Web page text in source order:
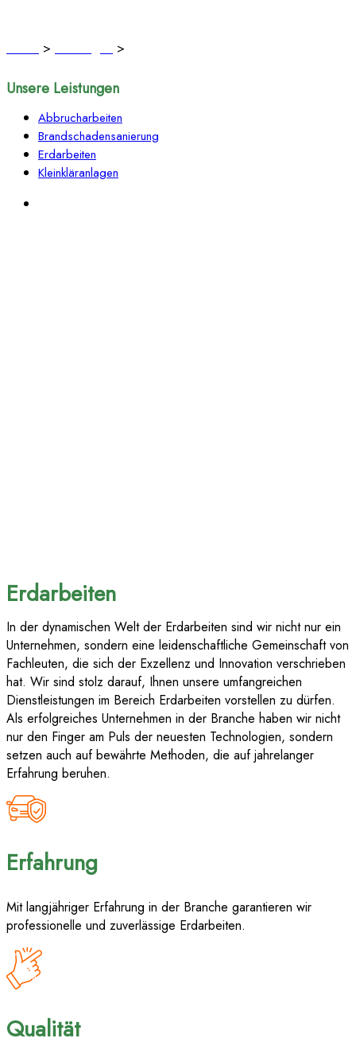
> >
Unsere Leistungen
Abbrucharbeiten
Brandschadensanierung
Erdarbeiten
Kleinkläranlagen
Erdarbeiten
In der dynamischen Welt der Erdarbeiten sind wir nicht nur ein
Unternehmen, sondern eine leidenschaftliche Gemeinschaft von
Fachleuten, die sich der Exzellenz und Innovation verschrieben
hat. Wir sind stolz darauf, Ihnen unsere umfangreichen
Dienstleistungen im Bereich Erdarbeiten vorstellen zu dürfen.
Als erfolgreiches Unternehmen in der Branche haben wir nicht
nur den Finger am Puls der neuesten Technologien, sondern
setzen auch auf bewährte Methoden, die auf jahrelanger
Erfahrung beruhen.
Erfahrung
Mit langjähriger Erfahrung in der Branche garantieren wir
professionelle und zuverlässige Erdarbeiten.
Qualität